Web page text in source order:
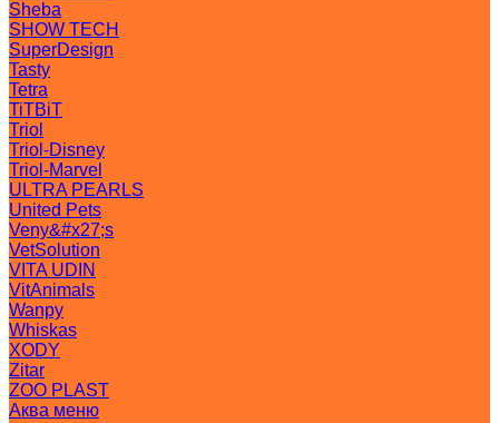
Sheba
SHOW TECH
SuperDesign
Tasty
Tetra
TiTBiT
Triol
Triol-Disney
Triol-Marvel
ULTRA PEARLS
United Pets
Veny&#x27;s
VetSolution
VITA UDIN
VitAnimals
Wanpy
Whiskas
XODY
Zitar
ZOO PLAST
Аква меню